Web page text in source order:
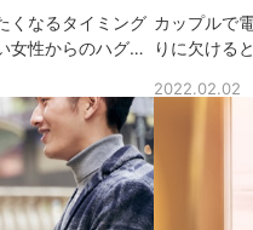
くなるタイミング
女性からのハグは
カップルで
りに欠ける
め！今回は
2022.02.02